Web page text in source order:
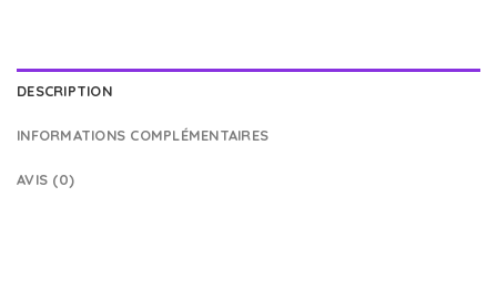
DESCRIPTION
INFORMATIONS COMPLÉMENTAIRES
AVIS (0)